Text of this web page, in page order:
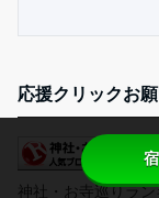
応援クリックお
神社・お寺巡りラ